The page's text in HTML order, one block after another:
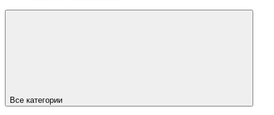
Все категории